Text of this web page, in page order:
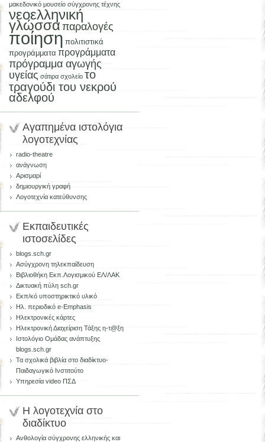
μακεδονικό μουσείο σύγχρονης τέχνης
νεοελληνική
γλώσσα παραλογές
ποίηση πολιτιστικά
προγράμματα προγράμματα
πρόγραμμα αγωγής
υγείας σάτιρα σχολείο το
τραγούδι του νεκρού
αδελφού
Αγαπημένα ιστολόγια
λογοτεχνίας
radio-theatre
ανάγνωση
Αρισμαρί
δημιουργική γραφή
Λογοτεχνία κατεύθυνσης
Εκπαιδευτικές
ιστοσελίδες
blogs.sch.gr
Ασύγχρονη τηλεκπαίδευση
Βιβλιοθήκη Εκπ.Λογισμικού ΕΛ/ΛΑΚ
Δικτυακή πύλη sch.gr
Εκπ/κό υποστηρικτικό υλικό
Ηλ. περιοδικό e-Emphasis
Ηλεκτρονικές κάρτες
Ηλεκτρονική Διαχείριση Τάξης η-τ@ξη
Ιστολόγιο Ομάδας ανάπτυξης
blogs.sch.gr
Τα σχολικά βιβλία στο διαδίκτυο-
Παιδαγωγικό Ινστιτούτο
Υπηρεσία video ΠΣΔ
Η λογοτεχνία στο
διαδίκτυο
Aνθολογία σύγχρονης ελληνικής και